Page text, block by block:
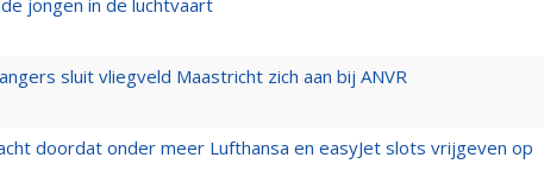
sluit vliegveld Maastricht zich aan bij ANVR
doordat onder meer Lufthansa en easyJet slots vrijgeven op